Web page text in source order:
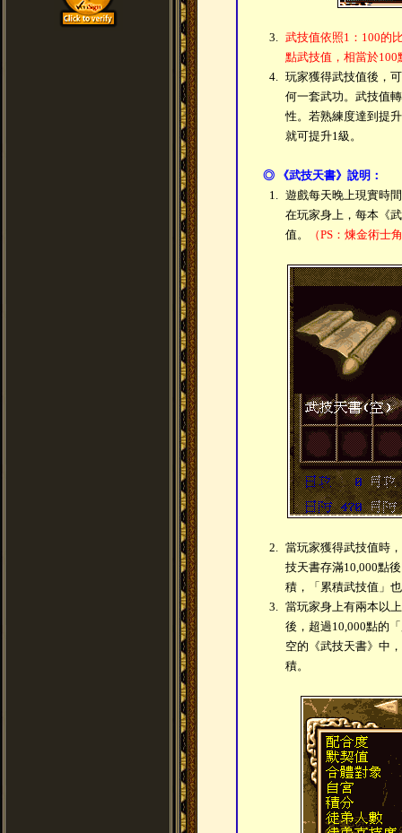
3. 武技值依照1：100的
點武技值，相當於100
4. 玩家獲得武技值後，
何一套武功。武技值
性。若熟練度達到提
就可提升1級。
◎ 《武技天書》說明：
1. 遊戲每天晚上現實時
在玩家身上，每本《
值。
（PS：煉金術士
2. 當玩家獲得武技值時
技天書存滿10,000點
積，「累積武技值」
3. 當玩家身上有兩本以
後，超過10,000點的
空的《武技天書》中
積。